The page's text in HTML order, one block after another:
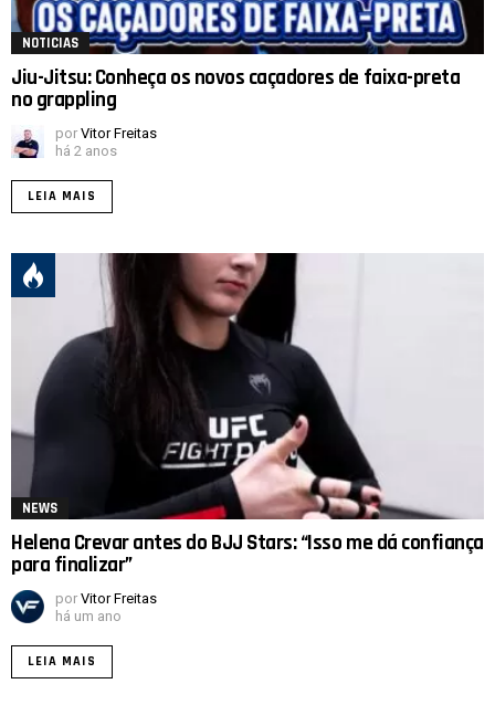
NOTICIAS
Jiu-Jitsu: Conheça os novos caçadores de faixa-preta
no grappling
por Vitor Freitas
há 2 anos
LEIA MAIS
NEWS
Helena Crevar antes do BJJ Stars: “Isso me dá confiança
para finalizar”
por Vitor Freitas
há um ano
LEIA MAIS